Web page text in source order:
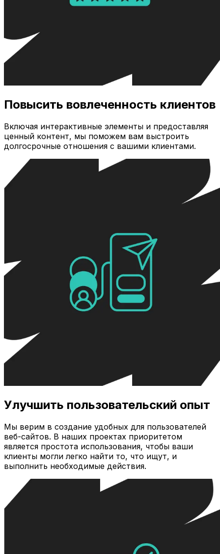
Повысить вовлеченность клиентов
Включая интерактивные элементы и предоставляя
ценный контент, мы поможем вам выстроить
долгосрочные отношения с вашими клиентами.
Улучшить пользовательский опыт
Мы верим в создание удобных для пользователей
веб-сайтов. В наших проектах приоритетом
является простота использования, чтобы ваши
клиенты могли легко найти то, что ищут, и
выполнить необходимые действия.